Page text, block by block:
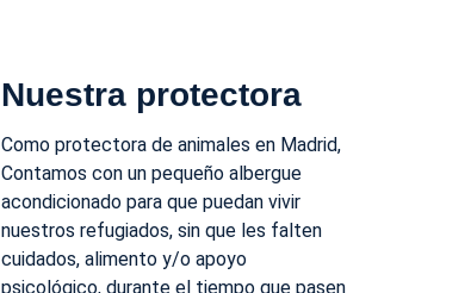
Nuestra protectora
Como protectora de animales en Madrid,
Contamos con un pequeño albergue
acondicionado para que puedan vivir
nuestros refugiados, sin que les falten
cuidados, alimento y/o apoyo
psicológico, durante el tiempo que pasen